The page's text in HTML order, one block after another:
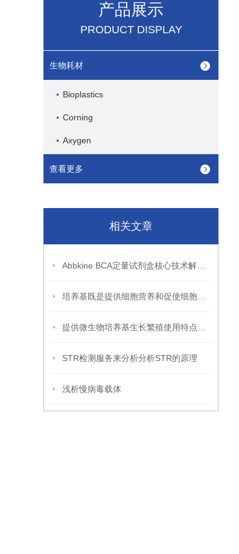
产品展示
PRODUCT DISPLAY
生物耗材
Bioplastics
Corning
Axygen
查看更多
相关文章
STR检测服务来分析分析STR的原理
浅析慢病毒载体